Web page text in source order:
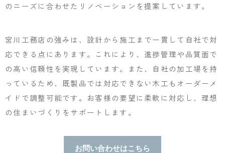
のニーズに合わせたリノベーションを提案しています。
宮川工務店の強みは、設計から施工まで一貫して自社で対
応できる点にあります。これにより、進捗管理や品質面で
の高い信頼性を実現しています。また、自社の加工場を持
っているため、既製品では対応できない木工もオーダーメ
イドで調整可能です。お客様の要望に柔軟に対応し、理想
の住まいづくりをサポートします。
お問い合わせはこちら